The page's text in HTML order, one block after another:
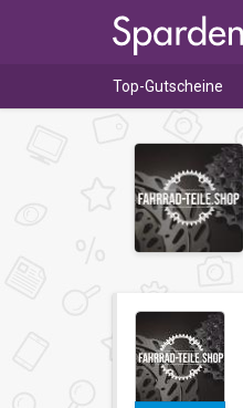
Top-Gutscheine